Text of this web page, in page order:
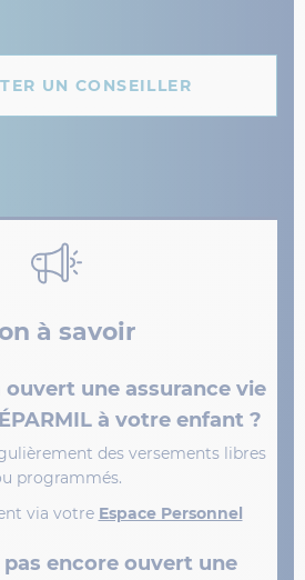
UN CONSEILLER
à savoir
ouvert une assurance vie
à votre enfant ?
des versements libres
programmés.
via votre Espace Personnel
pas encore ouvert une